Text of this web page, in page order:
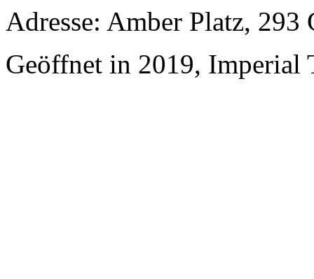
Adresse: Amber Platz, 293
Geöffnet in 2019, Imperial